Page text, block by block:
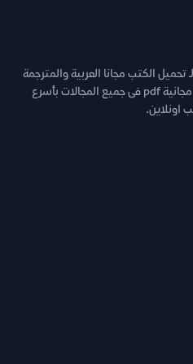
الكتب مجانا العربية والمترجمة
والروايات والقصص وغيرها من كتب مجانية pdf فى جميع المجالات بأسرع
اونلاين.